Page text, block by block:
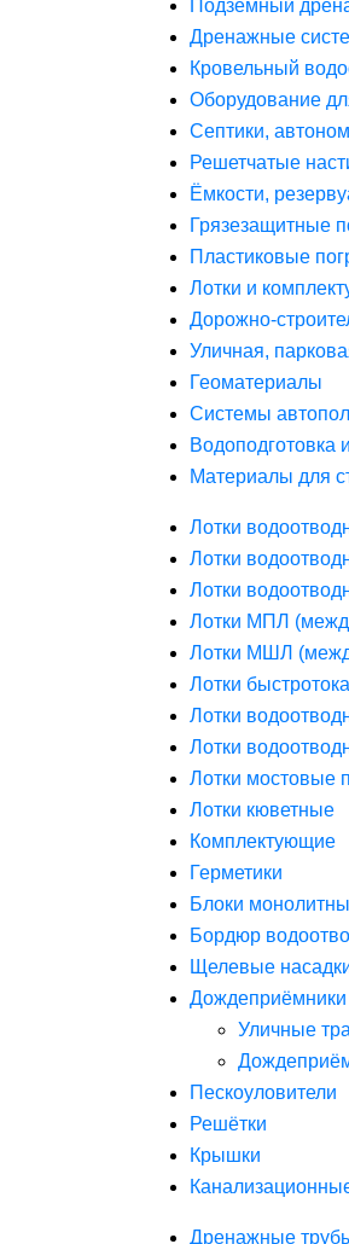
Подземный
Дренажные
Кровельный
Оборудование
Септики,
Решетчатые
Ёмкости,
Грязезащитные
Пластиковые
Лотки и
Дорожно-
Уличная,
Геоматериалы
Системы
Водоподготовка
Материалы для
Лотки
Лотки
Лотки
Лотки МПЛ
Лотки МШЛ
Лотки быстротока
Лотки
Лотки
Лотки мостовые
Лотки кюветные
Комплектующие
Герметики
Блоки
Бордюр
Щелевые
Дождеприёмники
Уличные
Пескоуловители
Решётки
Крышки
Дренажные